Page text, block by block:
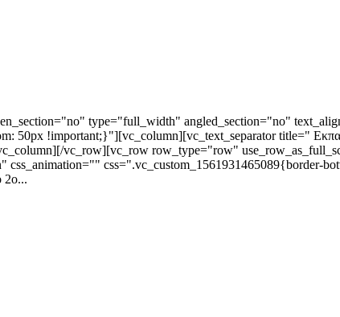
type="full_width" angled_section="no"
50px !important;}"][vc_column][vc_text_separator title="
vc_row][vc_row row_type="row"
css_animation="" css=".vc_custom_1561931465089{border-
2ο...